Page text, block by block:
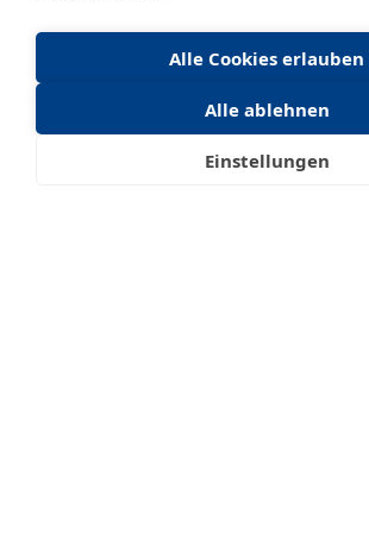
Alle Cookies erlauben
Alle ablehnen
Einstellungen